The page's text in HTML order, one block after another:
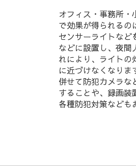
オフィス・事務所
で効果が得られるの
センサーライトなど
などに設置し、夜間
れにより、ライトの
に近づけなくなりま
併せて防犯カメラな
することや、録画装
各種防犯対策なども